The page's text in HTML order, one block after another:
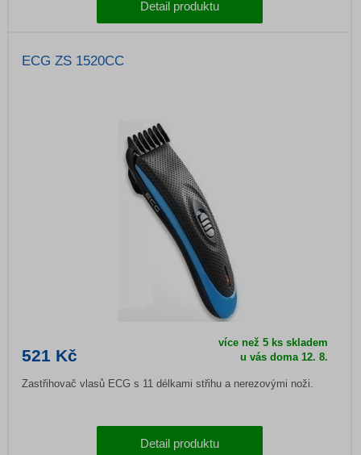
Detail produktu
ECG ZS 1520CC
521 Kč
více než 5 ks skladem
u vás doma12. 8.
Zastřihovač vlasů ECG s 11 délkami střihu a nerezovými noži.
Detail produktu